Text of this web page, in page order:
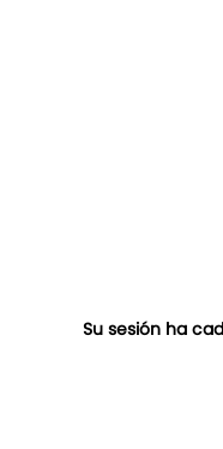
Su sesión ha